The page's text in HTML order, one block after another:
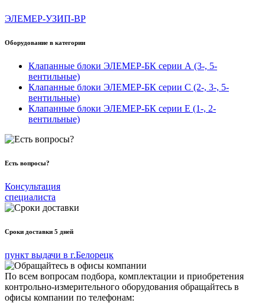
ЭЛЕМЕР-УЗИП-ВР
Оборудование в категории
Клапанные блоки ЭЛЕМЕР-БК серии А (3-, 5-
вентильные)
Клапанные блоки ЭЛЕМЕР-БК серии C (2-, 3-, 5-
вентильные)
Клапанные блоки ЭЛЕМЕР-БК серии Е (1-, 2-
вентильные)
Есть вопросы?
Консультация
специалиста
Сроки доставки 5 дней
пункт выдачи в г.Белорецк
По всем вопросам подбора, комплектации и приобретения
контрольно-измерительного оборудования обращайтесь в
офисы компании по телефонам: